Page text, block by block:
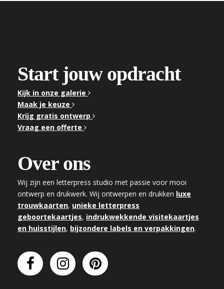
Start jouw opdracht
Kijk in onze galerie
Maak je keuze
Krijg gratis ontwerp
Vraag een offerte
Over ons
Wij zijn een letterpress studio met passie voor mooi
ontwerp en drukwerk. Wij ontwerpen en drukken luxe
trouwkaarten, unieke letterpress
geboortekaartjes, indrukwekkende visitekaartjes
en huisstijlen, bijzondere labels en verpakkingen.